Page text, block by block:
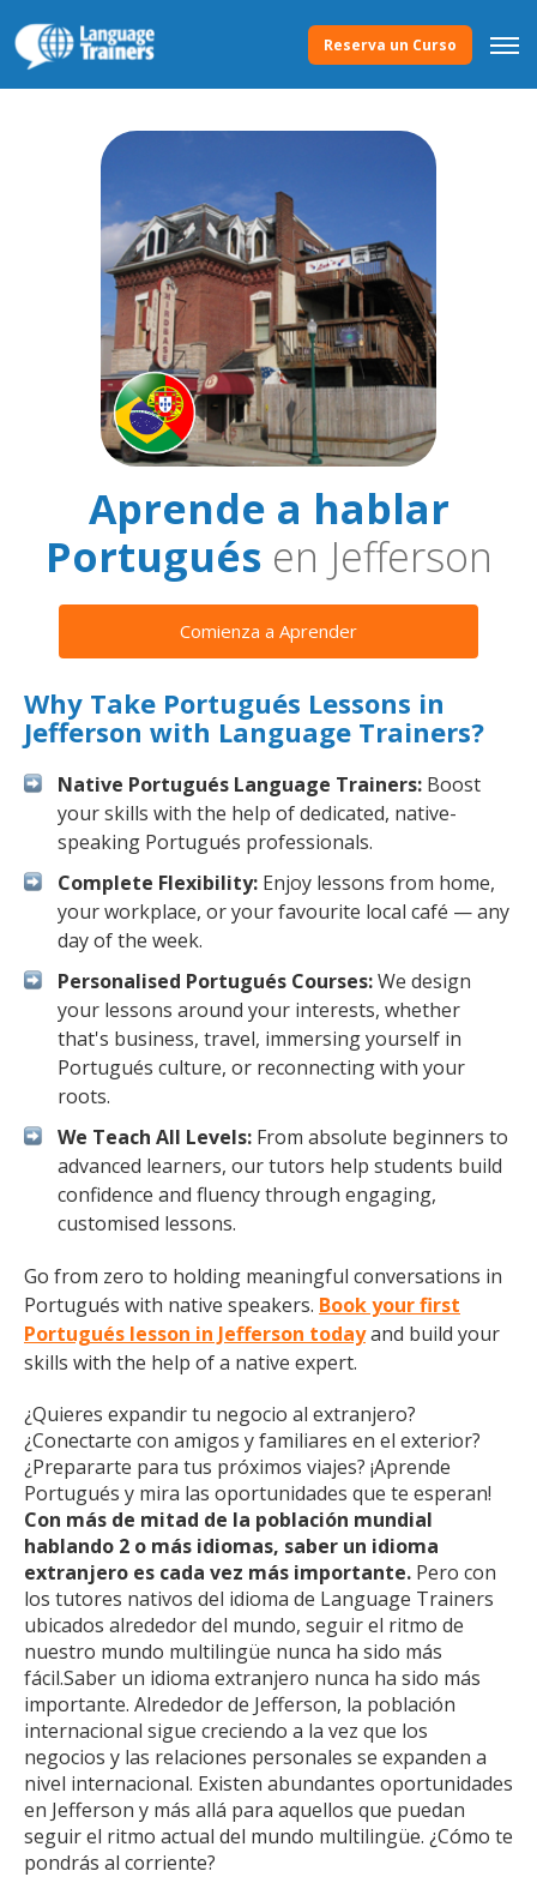
Reserva un Curso
Aprende a hablar
Portuguésen Jefferson
Comienza a Aprender
Why Take Portugués Lessons in
Jefferson with Language Trainers?
Native Portugués Language Trainers: Boost
your skills with the help of dedicated, native-
speaking Portugués professionals.
Complete Flexibility: Enjoy lessons from home,
your workplace, or your favourite local café — any
day of the week.
Personalised Portugués Courses:We design
your lessons around your interests, whether
that's business, travel, immersing yourself in
Portugués culture, or reconnecting with your
roots.
We Teach All Levels: From absolute beginners to
advanced learners, our tutors help students build
confidence and fluency through engaging,
customised lessons.
Go from zero to holding meaningful conversations in
Portugués with native speakers. Book your first
Portugués lesson in Jefferson todayand build your
skills with the help of a native expert.
¿Quieres expandir tu negocio al extranjero?
¿Conectarte con amigos y familiares en el exterior?
¿Prepararte para tus próximos viajes? ¡Aprende
Portugués y mira las oportunidades que te esperan!
Con más de mitad de la población mundial
hablando 2 o más idiomas, saber un idioma
extranjero es cada vez más importante. Pero con
los tutores nativos del idioma de Language Trainers
ubicados alrededor del mundo, seguir el ritmo de
nuestro mundo multilingüe nunca ha sido más
fácil.Saber un idioma extranjero nunca ha sido más
importante. Alrededor de Jefferson, la población
internacional sigue creciendo a la vez que los
negocios y las relaciones personales se expanden a
nivel internacional. Existen abundantes oportunidades
en Jefferson y más allá para aquellos que puedan
seguir el ritmo actual del mundo multilingüe. ¿Cómo te
pondrás al corriente?